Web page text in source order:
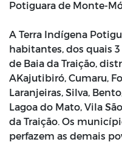
Potiguara de Monte-
A Terra Indígena
habitantes, dos quais
de Baia da Traição,
AKajutibiró, Cumaru,
Laranjeiras, Silva,
Lagoa do Mato, Vila
da Traição. Os
perfazem as demais